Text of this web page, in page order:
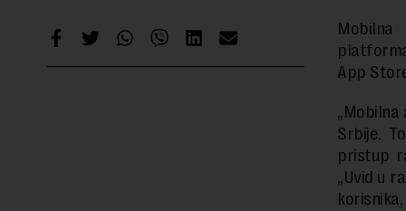
App
Srbije.
pristup
„Uvid u